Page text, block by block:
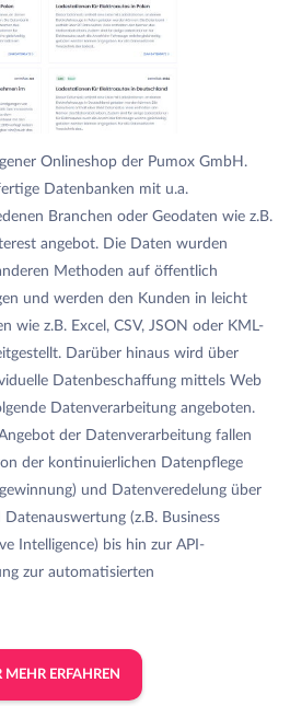
Onlineshop der Pumox GmbH.
Datenbanken mit u.a.
Branchen oder Geodaten wie z.B.
angebot. Die Daten wurden
Methoden auf öffentlich
und werden den Kunden in leicht
wie z.B. Excel, CSV, JSON oder KML-
Darüber hinaus wird über
Datenbeschaffung mittels Web
Datenverarbeitung angeboten.
der Datenverarbeitung fallen
der kontinuierlichen Datenpflege
und Datenveredelung über
(z.B. Business
Intelligence) bis hin zur API-
zur automatisierten
MEHR ERFAHREN